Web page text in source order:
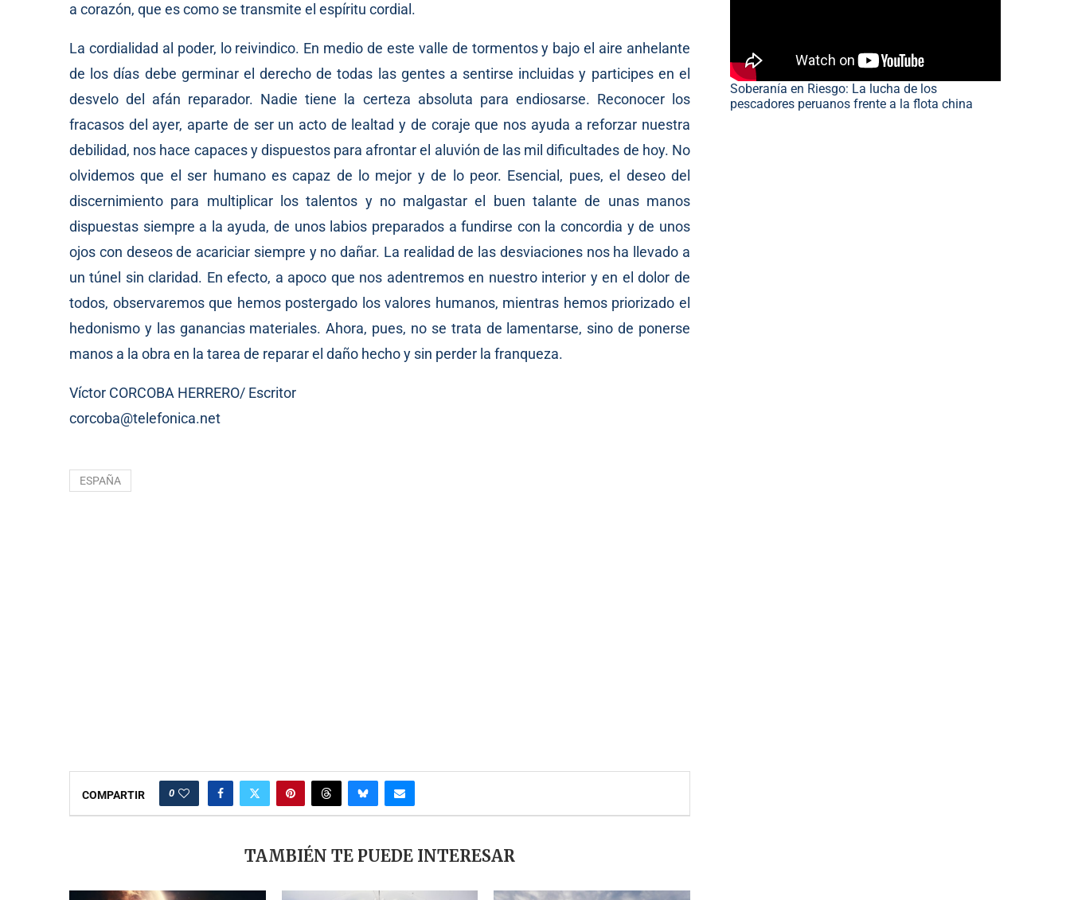
a corazón, que es como se transmite el espíritu cordial.
La cordialidad al poder, lo reivindico. En medio de este valle de tormentos y bajo el aire anhelante
de los días debe germinar el derecho de todas las gentes a sentirse incluidas y participes en el
desvelo del afán reparador. Nadie tiene la certeza absoluta para endiosarse. Reconocer los
fracasos del ayer, aparte de ser un acto de lealtad y de coraje que nos ayuda a reforzar nuestra
debilidad, nos hace capaces y dispuestos para afrontar el aluvión de las mil dificultades de hoy. No
olvidemos que el ser humano es capaz de lo mejor y de lo peor. Esencial, pues, el deseo del
discernimiento para multiplicar los talentos y no malgastar el buen talante de unas manos
dispuestas siempre a la ayuda, de unos labios preparados a fundirse con la concordia y de unos
ojos con deseos de acariciar siempre y no dañar. La realidad de las desviaciones nos ha llevado a
un túnel sin claridad. En efecto, a apoco que nos adentremos en nuestro interior y en el dolor de
todos, observaremos que hemos postergado los valores humanos, mientras hemos priorizado el
hedonismo y las ganancias materiales. Ahora, pues, no se trata de lamentarse, sino de ponerse
manos a la obra en la tarea de reparar el daño hecho y sin perder la franqueza.
Víctor CORCOBA HERRERO/ Escritor
corcoba@telefonica.net
ESPAÑA
COMPARTIR 0
TAMBIÉN TE PUEDE INTERESAR
Soberanía en Riesgo: La lucha de los
pescadores peruanos frente a la flota china